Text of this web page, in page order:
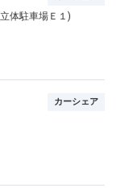
体駐車場Ｅ１)
カーシェア